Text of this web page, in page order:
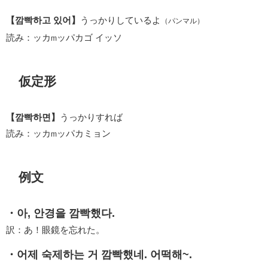
【깜빡하고 있어】 うっかりしているよ （パンマル）
読み：ッカmッパカゴ イッソ
仮定形
【깜빡하면】
うっかりすれば
読み：ッカmッパカミョン
例文
・아, 안경을 깜빡했다.
訳：あ！眼鏡を忘れた。
・어제 숙제하는 거 깜빡했네. 어떡해~.